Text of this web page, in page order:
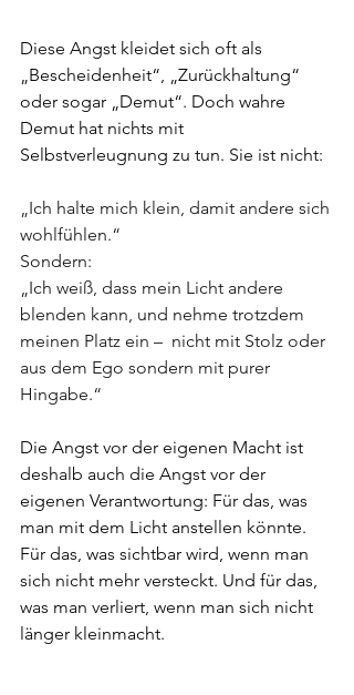
Diese Angst kleidet sich oft als
„Bescheidenheit“, „Zurückhaltung“
oder sogar „Demut“. Doch wahre
Demut hat nichts mit
Selbstverleugnung zu tun. Sie ist nicht:
„Ich halte mich klein, damit andere sich
wohlfühlen.“
Sondern:
„Ich weiß, dass mein Licht andere
blenden kann, und nehme trotzdem
meinen Platz ein –  nicht mit Stolz oder
aus dem Ego sondern mit purer
Hingabe.“
Die Angst vor der eigenen Macht ist
deshalb auch die Angst vor der
eigenen Verantwortung: Für das, was
man mit dem Licht anstellen könnte.
Für das, was sichtbar wird, wenn man
sich nicht mehr versteckt. Und für das,
was man verliert, wenn man sich nicht
länger kleinmacht.